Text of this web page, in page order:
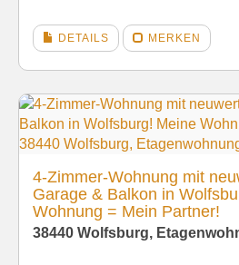
DETAILS MERKEN
4-Zimmer-Wohnung mit
Garage & Balkon in
Wohnung = Mein Partner!
38440 Wolfsburg,